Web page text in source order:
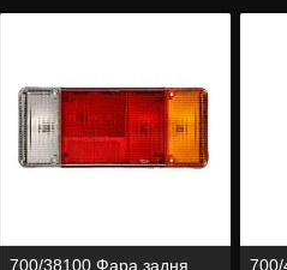
700/38100 Фара задня
700/